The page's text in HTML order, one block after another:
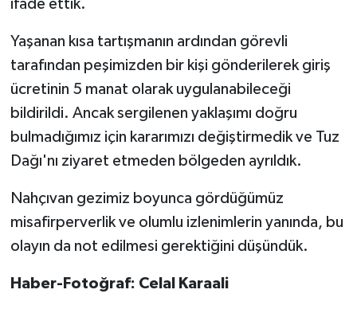
ifade ettik.
Yaşanan kısa tartışmanın ardından görevli
tarafından peşimizden bir kişi gönderilerek giriş
ücretinin 5 manat olarak uygulanabileceği
bildirildi. Ancak sergilenen yaklaşımı doğru
bulmadığımız için kararımızı değiştirmedik ve Tuz
Dağı'nı ziyaret etmeden bölgeden ayrıldık.
Nahçıvan gezimiz boyunca gördüğümüz
misafirperverlik ve olumlu izlenimlerin yanında, bu
olayın da not edilmesi gerektiğini düşündük.
Haber-Fotoğraf: Celal Karaali